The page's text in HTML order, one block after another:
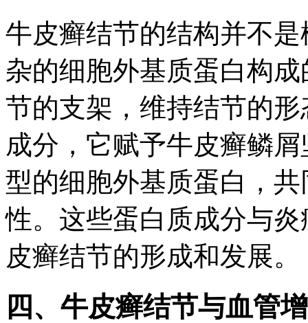
牛皮癣结节的结构并不
杂的细胞外基质蛋白构
节的支架，维持结节的
成分，它赋予牛皮癣鳞
型的细胞外基质蛋白，
性。这些蛋白质成分与
皮癣结节的形成和发展。
四、牛皮癣结节与血管